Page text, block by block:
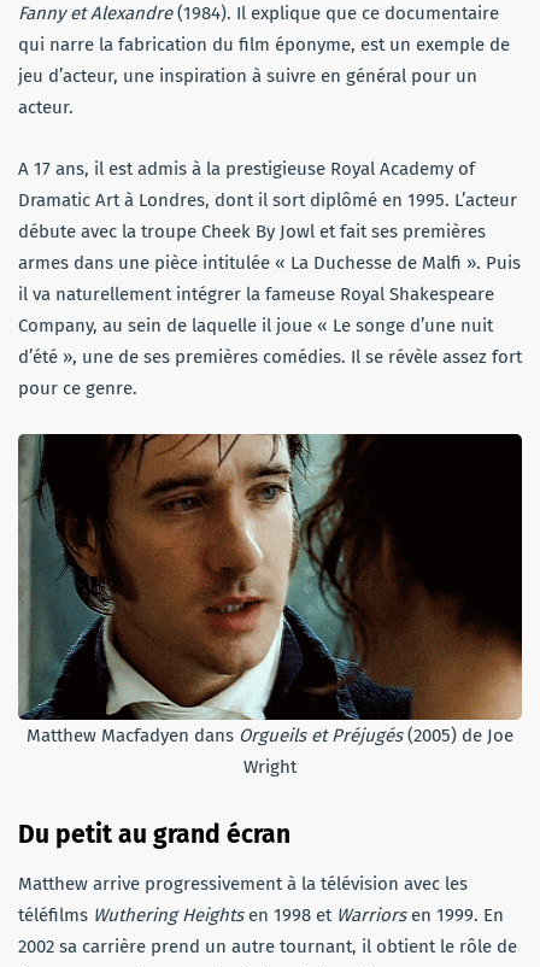
Fanny et Alexandre(1984). Il explique que ce documentaire
qui narre la fabrication du film éponyme, est un exemple de
jeu d’acteur, une inspiration à suivre en général pour un
acteur.
A 17 ans, il est admis à la prestigieuse Royal Academy of
Dramatic Art à Londres, dont il sort diplômé en 1995. L’acteur
débute avec la troupe Cheek By Jowl et fait ses premières
armes dans une pièce intitulée « La Duchesse de Malfi ». Puis
il va naturellement intégrer la fameuse Royal Shakespeare
Company, au sein de laquelle il joue « Le songe d’une nuit
d’été », une de ses premières comédies. Il se révèle assez fort
pour ce genre.
Matthew Macfadyen dans Orgueils et Préjugés(2005) de Joe
Wright
Du petit au grand écran
Matthew arrive progressivement à la télévision avec les
téléfilms Wuthering Heightsen 1998 et Warriors en 1999. En
2002 sa carrière prend un autre tournant, il obtient le rôle de